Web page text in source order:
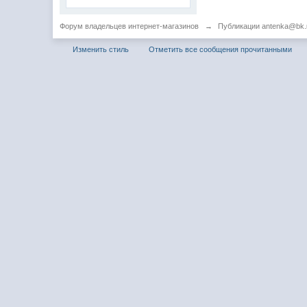
Форум владельцев интернет-магазинов → Публикации
Изменить стиль Отметить все сообщения прочитанными